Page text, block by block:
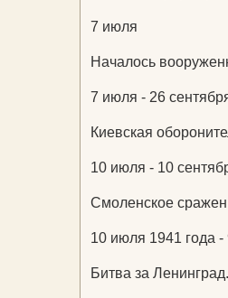
7 июля
Началось
7 июля - 26
Киевская
10 июля - 10
Смоленское
10 июля 1941 года -
Битва за Ленинград.